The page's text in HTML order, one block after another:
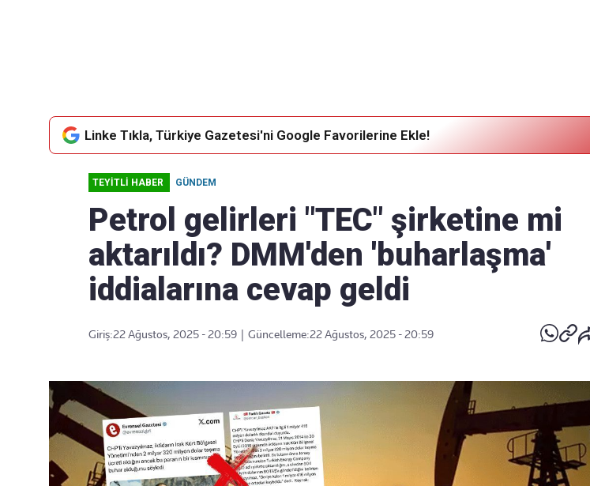
Linke Tıkla, Türkiye Gazetesi'ni Google Favorilerine Ekle!
TEYİTLİ HABER GÜNDEM
Petrol gelirleri "TEC" şirketine mi
aktarıldı? DMM'den 'buharlaşma'
iddialarına cevap geldi
Giriş:22 Ağustos, 2025 - 20:59 Güncelleme:22 Ağustos, 2025 - 20:59